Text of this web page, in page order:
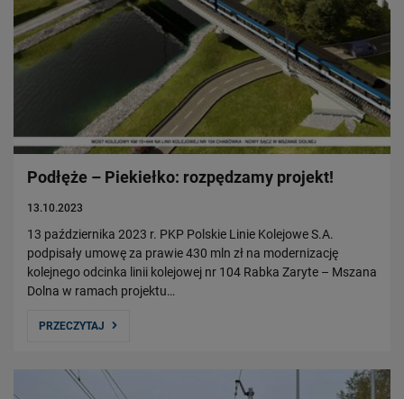
Podłęże – Piekiełko: rozpędzamy projekt!
13.10.2023
13 października 2023 r. PKP Polskie Linie Kolejowe S.A.
podpisały umowę za prawie 430 mln zł na modernizację
kolejnego odcinka linii kolejowej nr 104 Rabka Zaryte – Mszana
Dolna w ramach projektu…
PRZECZYTAJ